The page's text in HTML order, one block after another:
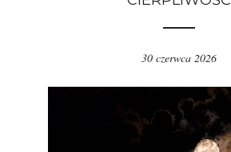
30 czerwca 2026